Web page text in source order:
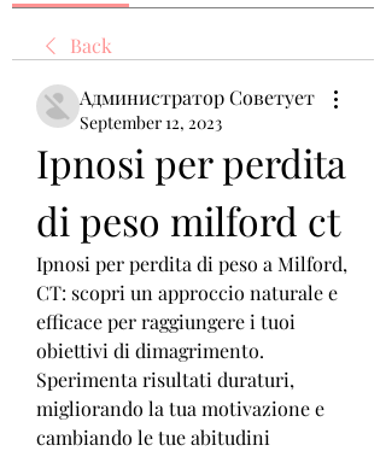
Back
Администратор Советует
September 12, 2023
Ipnosi per perdita
di peso milford ct
Ipnosi per perdita di peso a Milford,
CT: scopri un approccio naturale e
efficace per raggiungere i tuoi
obiettivi di dimagrimento.
Sperimenta risultati duraturi,
migliorando la tua motivazione e
cambiando le tue abitudini